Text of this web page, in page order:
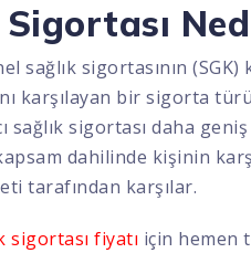
Sigortası
sağlık sigortasının (SGK)
karşılayan bir sigorta
sağlık sigortası daha
dahilinde kişinin
tarafından karşılar.
sigortası fiyatı için hemen